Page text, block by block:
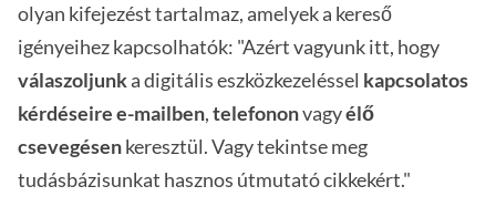
olyan kifejezést tartalmaz, amelyek a kereső
igényeihez kapcsolhatók: "Azért vagyunk itt, hogy
válaszoljunka digitális eszközkezeléssel kapcsolatos
kérdéseiree-mailben,telefononvagyélő
csevegésenkeresztül. Vagy tekintse meg
tudásbázisunkat hasznos útmutató cikkekért."